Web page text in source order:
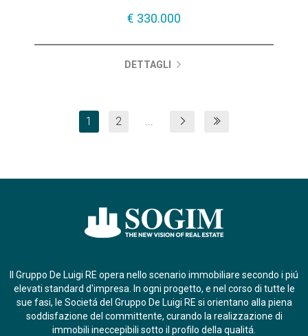
€ 330.000
DETTAGLI
1 2 ...
Il Gruppo De Luigi RE opera nello scenario immobiliare secondo i piú
elevati standard d'impresa. In ogni progetto, e nel corso di tutte le
sue fasi, le Societá del Gruppo De Luigi RE si orientano alla piena
soddisfazione del committente, curando la realizzazione di
immobili ineccepibili sotto il profilo della qualitá.